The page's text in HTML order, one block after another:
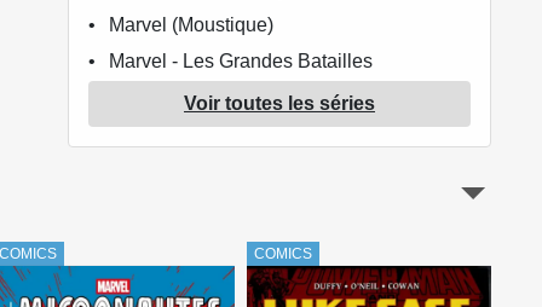
Marvel (Moustique)
Marvel - Les Grandes Batailles
Marvel Comics - La collection de référence
Marvel Origines (Hachette collections)
She-hulk - L'Intégrale
Silver Surfer - L'intégrale
Voir toutes les séries
COMICS COMICS